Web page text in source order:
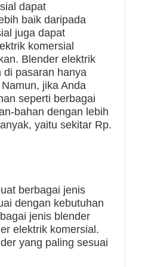
dapat
baik daripada
juga dapat
komersial
Blender elektrik
di pasaran hanya
jika Anda
seperti berbagai
bahan dengan lebih
yaitu sekitar Rp.
berbagai jenis
dengan kebutuhan
jenis blender
elektrik komersial.
yang paling sesuai